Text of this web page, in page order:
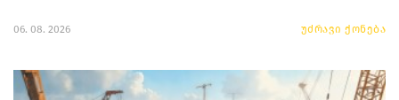
06. 08. 2026 უძრავი ქონება